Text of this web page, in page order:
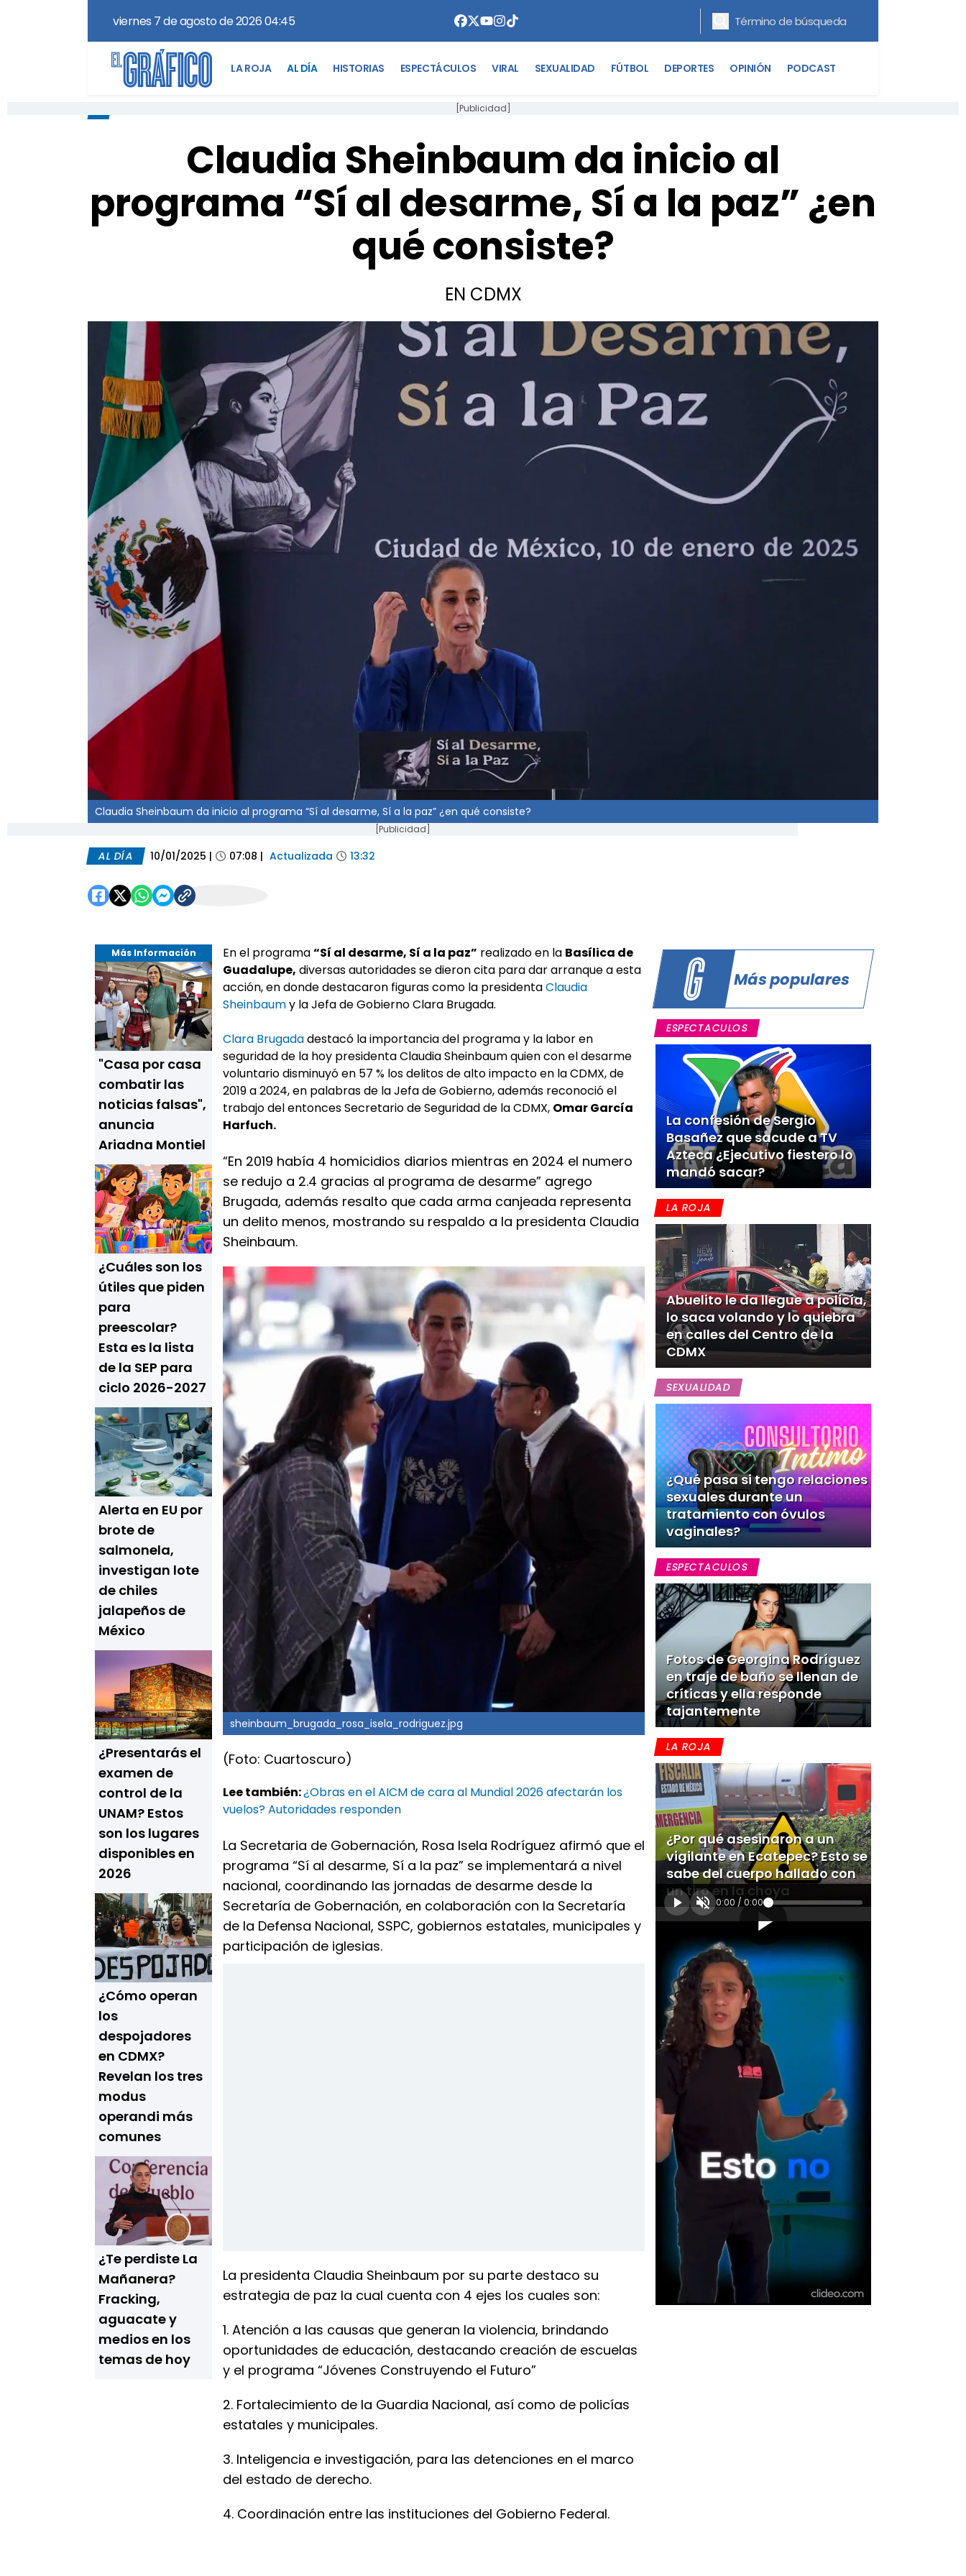
viernes 7 de agosto de 2026 04:45
LA ROJA AL DÍA HISTORIAS ESPECTÁCULOS VIRAL SEXUALIDAD FÚTBOL DEPORTES OPINIÓN PODCAST
[Publicidad]
Claudia Sheinbaum da inicio al
programa “Sí al desarme, Sí a la paz” ¿en
qué consiste?
EN CDMX
Claudia Sheinbaum da inicio al programa “Sí al desarme, Sí a la paz” ¿en qué consiste?
[Publicidad]
AL DÍA 10/01/2025 | 07:08 | Actualizada 13:32
Más Información
"Casa por casa
combatir las
noticias falsas",
anuncia
Ariadna Montiel
¿Cuáles son los
útiles que piden
para
preescolar?
Esta es la lista
de la SEP para
ciclo 2026-2027
Alerta en EU por
brote de
salmonela,
investigan lote
de chiles
jalapeños de
México
¿Presentarás el
examen de
control de la
UNAM? Estos
son los lugares
disponibles en
2026
¿Cómo operan
los
despojadores
en CDMX?
Revelan los tres
modus
operandi más
comunes
¿Te perdiste La
Mañanera?
Fracking,
aguacate y
medios en los
temas de hoy
En el programa“Sí al desarme, Sí a la paz” realizado en la Basílica de
Guadalupe, diversas autoridades se dieron cita para dar arranque a esta
acción, en donde destacaron figuras como la presidentaClaudia
Sheinbaumy la Jefa de Gobierno Clara Brugada.
Clara Brugadadestacó la importancia del programa y la labor en
seguridad de la hoy presidenta Claudia Sheinbaum quien con el desarme
voluntario disminuyó en 57 % los delitos de alto impacto en la CDMX, de
2019 a 2024, en palabras de la Jefa de Gobierno, además reconoció el
trabajo del entonces Secretario de Seguridad de la CDMX, Omar García
Harfuch.
“En 2019 había 4 homicidios diarios mientras en 2024 el numero
se redujo a 2.4 gracias al programa de desarme” agrego
Brugada, además resalto que cada arma canjeada representa
un delito menos, mostrando su respaldo a la presidenta Claudia
Sheinbaum.
sheinbaum_brugada_rosa_isela_rodriguez.jpg
(Foto: Cuartoscuro)
Lee también:¿Obras en el AICM de cara al Mundial 2026 afectarán los
vuelos? Autoridades responden
La Secretaria de Gobernación, Rosa Isela Rodríguez afirmó que el
programa “Sí al desarme, Sí a la paz” se implementará a nivel
nacional, coordinando las jornadas de desarme desde la
Secretaría de Gobernación, en colaboración con la Secretaría
de la Defensa Nacional, SSPC, gobiernos estatales, municipales y
participación de iglesias.
La presidenta Claudia Sheinbaum por su parte destaco su
estrategia de paz la cual cuenta con 4 ejes los cuales son:
1. Atención a las causas que generan la violencia, brindando
oportunidades de educación, destacando creación de escuelas
y el programa “Jóvenes Construyendo el Futuro”
2. Fortalecimiento de la Guardia Nacional, así como de policías
estatales y municipales.
3. Inteligencia e investigación, para las detenciones en el marco
del estado de derecho.
4. Coordinación entre las instituciones del Gobierno Federal.
Más populares
ESPECTACULOS
La confesión de Sergio
Basañez que sacude a TV
Azteca ¿Ejecutivo fiestero lo
mandó sacar?
LA ROJA
Abuelito le da llegue a policía,
lo saca volando y lo quiebra
en calles del Centro de la
CDMX
SEXUALIDAD
¿Qué pasa si tengo relaciones
sexuales durante un
tratamiento con óvulos
vaginales?
ESPECTACULOS
Fotos de Georgina Rodríguez
en traje de baño se llenan de
críticas y ella responde
tajantemente
LA ROJA
¿Por qué asesinaron a un
vigilante en Ecatepec? Esto se
sabe del cuerpo hallado con
un tiro en la choya
0:00 / 0:00
[Publicidad]